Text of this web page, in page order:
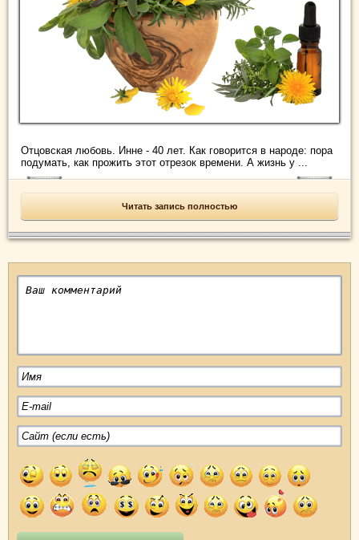
Отцовская любовь. Инне - 40 лет. Как говорится в народе: пора
подумать, как прожить этот отрезок времени. А жизнь у ...
Читать запись полностью